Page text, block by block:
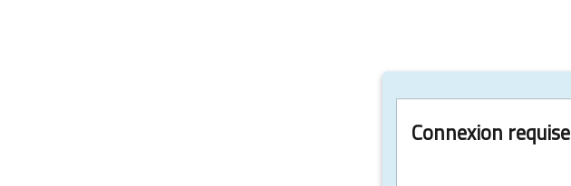
Connexion requise